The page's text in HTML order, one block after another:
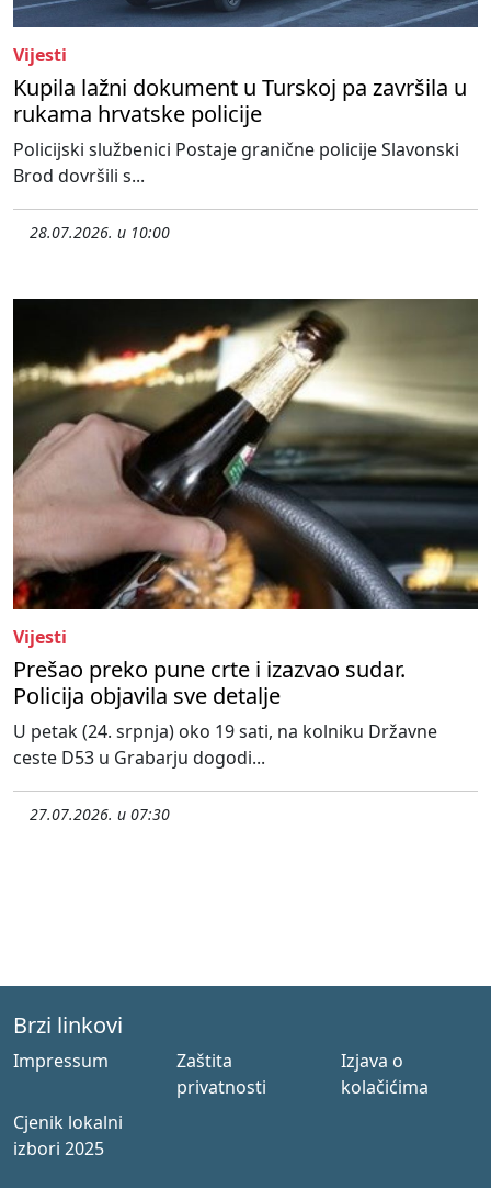
Vijesti
Kupila lažni dokument u Turskoj pa završila u
rukama hrvatske policije
Policijski službenici Postaje granične policije Slavonski
Brod dovršili s...
28.07.2026. u 10:00
Vijesti
Prešao preko pune crte i izazvao sudar.
Policija objavila sve detalje
U petak (24. srpnja) oko 19 sati, na kolniku Državne
ceste D53 u Grabarju dogodi...
27.07.2026. u 07:30
Brzi linkovi
Impressum
Zaštita
privatnosti
Izjava o
kolačićima
Cjenik lokalni
izbori 2025